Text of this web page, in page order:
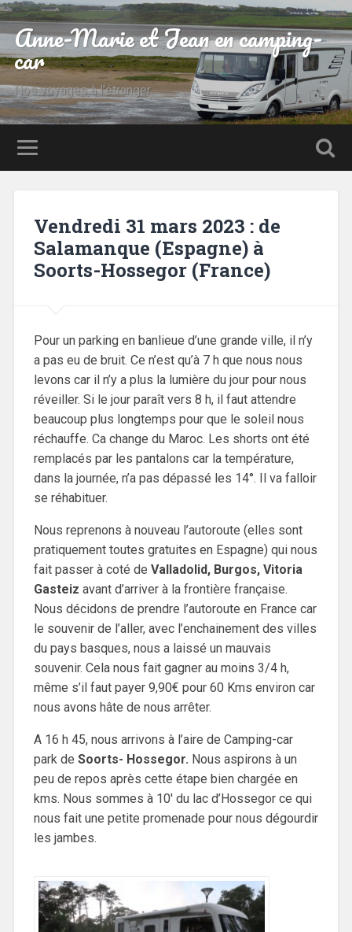
Anne-Marie et Jean en camping-
car
Nos voyages à l'étranger
Vendredi 31 mars 2023 : de
Salamanque (Espagne) à
Soorts-Hossegor (France)
Pour un parking en banlieue d’une grande ville, il n’y
a pas eu de bruit. Ce n’est qu’à 7 h que nous nous
levons car il n’y a plus la lumière du jour pour nous
réveiller. Si le jour paraît vers 8 h, il faut attendre
beaucoup plus longtemps pour que le soleil nous
réchauffe. Ca change du Maroc. Les shorts ont été
remplacés par les pantalons car la température,
dans la journée, n’a pas dépassé les 14°. Il va falloir
se réhabituer.
Nous reprenons à nouveau l’autoroute (elles sont
pratiquement toutes gratuites en Espagne) qui nous
fait passer à coté de Valladolid, Burgos, Vitoria
Gasteiz avant d’arriver à la frontière française.
Nous décidons de prendre l’autoroute en France car
le souvenir de l’aller, avec l’enchainement des villes
du pays basques, nous a laissé un mauvais
souvenir. Cela nous fait gagner au moins 3/4 h,
même s’il faut payer 9,90€ pour 60 Kms environ car
nous avons hâte de nous arrêter.
A 16 h 45, nous arrivons à l’aire de Camping-car
park de Soorts- Hossegor. Nous aspirons à un
peu de repos après cette étape bien chargée en
kms. Nous sommes à 10′ du lac d’Hossegor ce qui
nous fait une petite promenade pour nous dégourdir
les jambes.